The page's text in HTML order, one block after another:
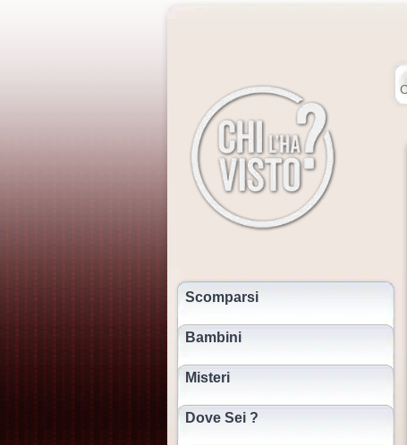
Scomparsi
Bambini
Misteri
Dove Sei ?